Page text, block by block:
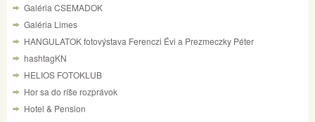
Galéria CSEMADOK
Galéria Limes
HANGULATOK fotovýstava Ferenczi Évi a Prezmeczky Péter
hashtagKN
HELIOS FOTOKLUB
Hor sa do ríše rozprávok
Hotel & Pension